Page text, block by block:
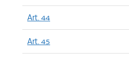
Art. 44
Art. 45